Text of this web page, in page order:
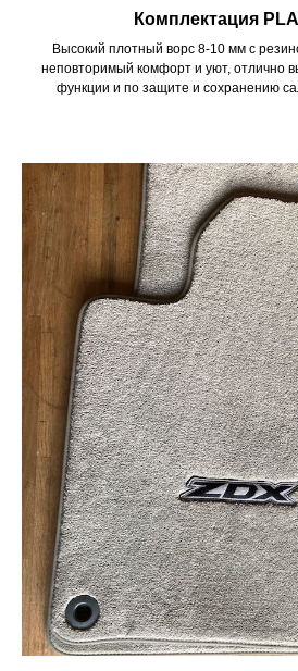
Комплектация
Высокий плотный ворс 8-10 мм с
неповторимый комфорт и уют, отлично
функции и по защите и сохранению